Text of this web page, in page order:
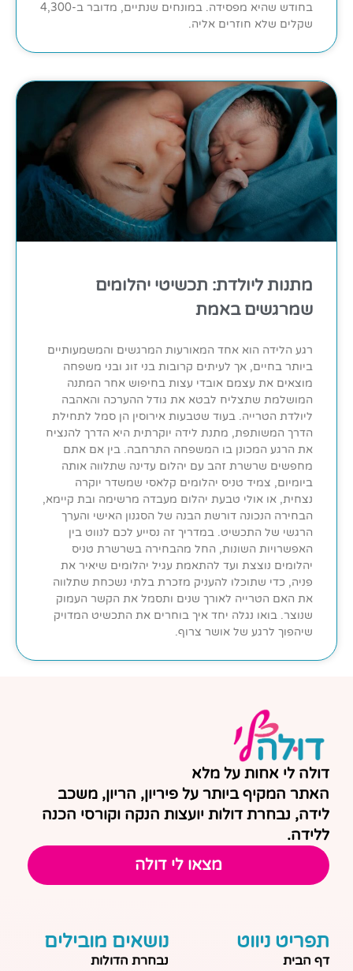
בחודש שהיא מפסידה. במונחים שנתיים, מדובר ב-4,300
שקלים שלא חוזרים אליה.
מתנות ליולדת: תכשיטי יהלומים
שמרגשים באמת
רגע הלידה הוא אחד המאורעות המרגשים והמשמעותיים
ביותר בחיים, אך לעיתים קרובות בני זוג ובני משפחה
מוצאים את עצמם אובדי עצות בחיפוש אחר המתנה
המושלמת שתצליח לבטא את גודל ההערכה והאהבה
ליולדת הטרייה. בעוד שטבעות אירוסין הן סמל לתחילת
הדרך המשותפת, מתנת לידה יוקרתית היא הדרך להנציח
את הרגע המכונן בו המשפחה התרחבה. בין אם אתם
מחפשים שרשרת זהב עם יהלום עדינה שתלווה אותה
ביומיום, צמיד טניס יהלומים קלאסי שמשדר יוקרה
נצחית, או אולי טבעת יהלום מעבדה מרשימה ובת קיימא,
הבחירה הנכונה דורשת הבנה של הסגנון האישי והערך
הרגשי של התכשיט. במדריך זה נסייע לכם לנווט בין
האפשרויות השונות, החל מהבחירה בשרשרת טניס
יהלומים נוצצת ועד להתאמת עגיל יהלומים שיאיר את
פניה, כדי שתוכלו להעניק מזכרת בלתי נשכחת שתלווה
את האם הטרייה לאורך שנים ותסמל את הקשר העמוק
שנוצר. בואו נגלה יחד איך בוחרים את התכשיט המדויק
שיהפוך לרגע של אושר צרוף.
דולה לי אחות על מלא
האתר המקיף ביותר על פיריון, הריון, משכב
לידה, נבחרת דולות יועצות הנקה וקורסי הכנה
ללידה.
מצאו לי דולה
תפריט ניווט
דף הבית
נושאים מובילים
נבחרת הדולות